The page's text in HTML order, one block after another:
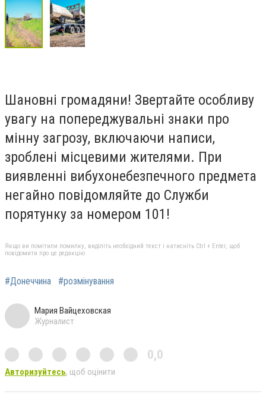
Шановні громадяни! Звертайте особливу
увагу на попереджувальні знаки про
мінну загрозу, включаючи написи,
зроблені місцевими жителями. При
виявленні вибухонебезпечного предмета
негайно повідомляйте до Служби
порятунку за номером 101!
Якщо ви помітили помилку, виділіть необхідний текст і натисніть Ctrl + Enter, щоб
повідомити про це редакцію
#Донеччина #розмінування
Мария Вайцеховская
Журналист
0,0
Авторизуйтесь, щоб оцінити